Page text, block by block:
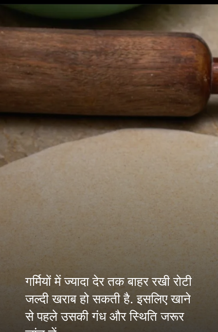
गर्मियों में ज्यादा देर तक बाहर रखी रोटी
जल्दी खराब हो सकती है. इसलिए खाने
से पहले उसकी गंध और स्थिति जरूर